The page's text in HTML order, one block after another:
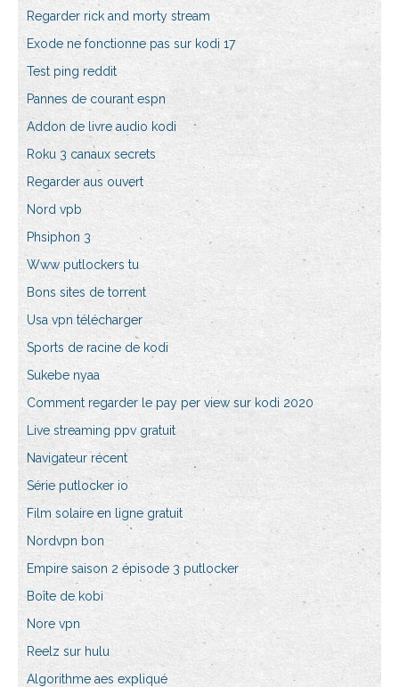
Regarder rick and morty stream
Exode ne fonctionne pas sur kodi 17
Test ping reddit
Pannes de courant espn
Addon de livre audio kodi
Roku 3 canaux secrets
Regarder aus ouvert
Nord vpb
Phsiphon 3
Www putlockers tu
Bons sites de torrent
Usa vpn télécharger
Sports de racine de kodi
Sukebe nyaa
Comment regarder le pay per view sur kodi 2020
Live streaming ppv gratuit
Navigateur récent
Série putlocker io
Film solaire en ligne gratuit
Nordvpn bon
Empire saison 2 épisode 3 putlocker
Boîte de kobi
Nore vpn
Reelz sur hulu
Algorithme aes expliqué